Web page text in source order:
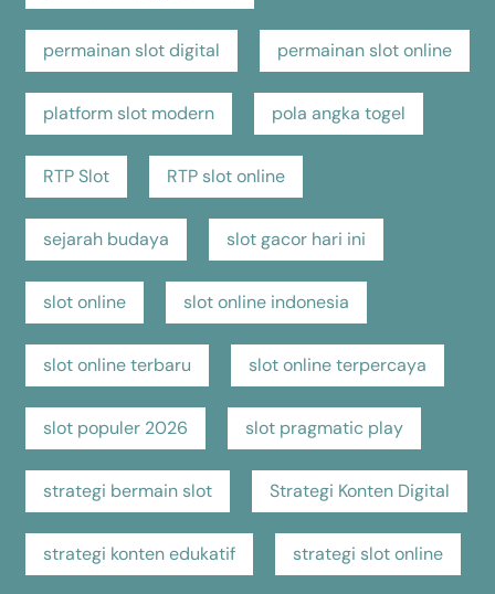
permainan slot digital permainan slot online
platform slot modern pola angka togel
RTP Slot RTP slot online
sejarah budaya slot gacor hari ini
slot online slot online indonesia
slot online terbaru slot online terpercaya
slot populer 2026 slot pragmatic play
strategi bermain slot Strategi Konten Digital
strategi konten edukatif strategi slot online